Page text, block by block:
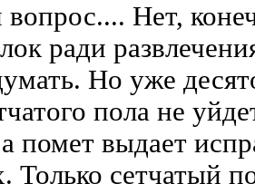
Нет,
ради
Но уже
пола не
помет выдает
Только сетчатый